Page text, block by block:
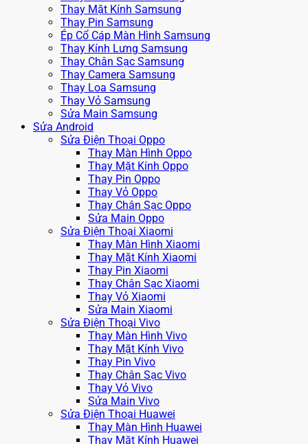
Thay Mặt Kính Samsung
Thay Pin Samsung
Ép Cổ Cáp Màn Hình Samsung
Thay Kính Lưng Samsung
Thay Chân Sạc Samsung
Thay Camera Samsung
Thay Loa Samsung
Thay Vỏ Samsung
Sửa Main Samsung
Sửa Android
Sửa Điện Thoại Oppo
Thay Màn Hình Oppo
Thay Mặt Kính Oppo
Thay Pin Oppo
Thay Vỏ Oppo
Thay Chân Sạc Oppo
Sửa Main Oppo
Sửa Điện Thoại Xiaomi
Thay Màn Hình Xiaomi
Thay Mặt Kính Xiaomi
Thay Pin Xiaomi
Thay Chân Sạc Xiaomi
Thay Vỏ Xiaomi
Sửa Main Xiaomi
Sửa Điện Thoại Vivo
Thay Màn Hình Vivo
Thay Mặt Kính Vivo
Thay Pin Vivo
Thay Chân Sạc Vivo
Thay Vỏ Vivo
Sửa Main Vivo
Sửa Điện Thoại Huawei
Thay Màn Hình Huawei
Thay Mặt Kính Huawei